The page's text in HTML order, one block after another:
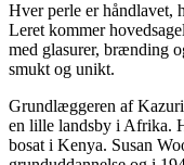
Hver perle er håndlavet,
Leret kommer
med glasurer, brænding
smukt og unikt.
Grundlæggeren af
en lille landsby i Afrika.
bosat i Kenya. Susan